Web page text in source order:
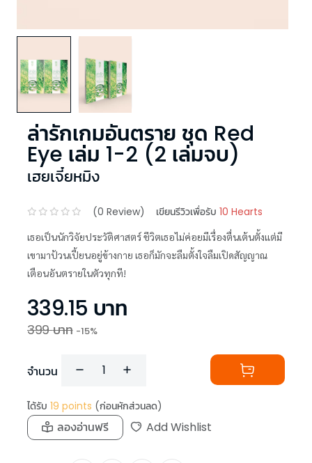
ล่ารักเกมอันตราย ชุด Red
Eye เล่ม 1-2 (2 เล่มจบ)
เฮยเจี๋ยหมิง
(0 Review) เขียนรีวิวเพื่อรับ 10 Hearts
เธอเป็นนักวิจัยประวัติศาสตร์ ชีวิตเธอไม่ค่อยมีเรื่องตื่นเต้นตั้งแต่มี
เขามาป้วนเปี้ยนอยู่ข้างกาย เธอก็มักจะลืมตั้งใจลืมเปิดสัญญาณ
เตือนอันตรายในตัวทุกที!
339.15 บาท
399บาท -15%
จำนวน
ได้รับ 19 points (ก่อนหักส่วนลด)
ลองอ่านฟรี Add Wishlist